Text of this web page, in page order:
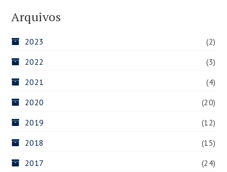
Arquivos
2023
(2)
2022
(3)
2021
(4)
2020
(20)
2019
(12)
2018
(15)
2017
(24)